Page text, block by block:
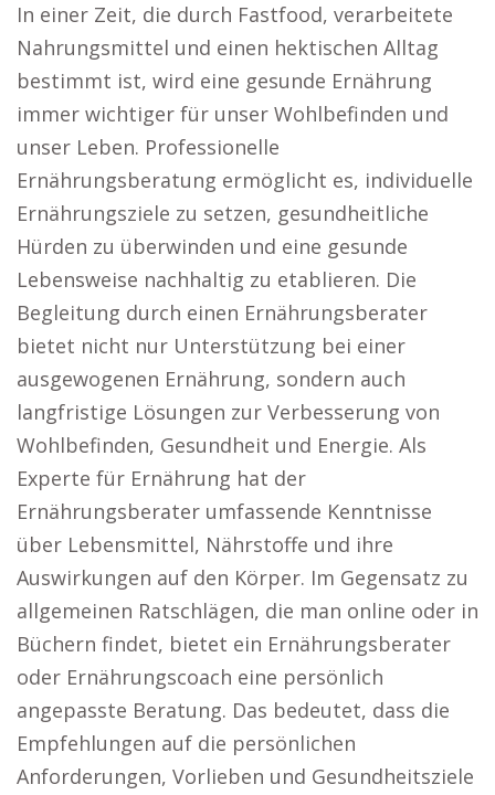
In einer Zeit, die durch Fastfood, verarbeitete
Nahrungsmittel und einen hektischen Alltag
bestimmt ist, wird eine gesunde Ernährung
immer wichtiger für unser Wohlbefinden und
unser Leben. Professionelle
Ernährungsberatung ermöglicht es, individuelle
Ernährungsziele zu setzen, gesundheitliche
Hürden zu überwinden und eine gesunde
Lebensweise nachhaltig zu etablieren. Die
Begleitung durch einen Ernährungsberater
bietet nicht nur Unterstützung bei einer
ausgewogenen Ernährung, sondern auch
langfristige Lösungen zur Verbesserung von
Wohlbefinden, Gesundheit und Energie. Als
Experte für Ernährung hat der
Ernährungsberater umfassende Kenntnisse
über Lebensmittel, Nährstoffe und ihre
Auswirkungen auf den Körper. Im Gegensatz zu
allgemeinen Ratschlägen, die man online oder in
Büchern findet, bietet ein Ernährungsberater
oder Ernährungscoach eine persönlich
angepasste Beratung. Das bedeutet, dass die
Empfehlungen auf die persönlichen
Anforderungen, Vorlieben und Gesundheitsziele